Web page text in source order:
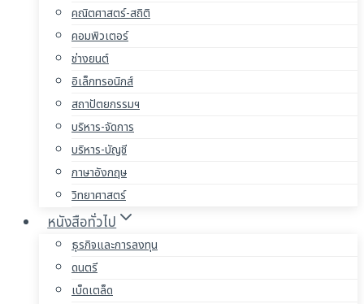
คณิตศาสตร์-สถิติ
คอมพิวเตอร์
ช่างยนต์
อิเล็กทรอนิกส์
สถาปัตยกรรมฯ
บริหาร-จัดการ
บริหาร-บัญชี
ภาษาอังกฤษ
วิทยาศาสตร์
หนังสือทั่วไป
ธุรกิจและการลงทุน
ดนตรี
เบ็ดเตล็ด